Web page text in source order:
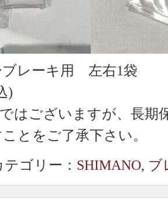
ブレーキ用 左右1袋
)
はございますが、長期
とをご了承下さい。
テゴリー： SHIMANO, ブ